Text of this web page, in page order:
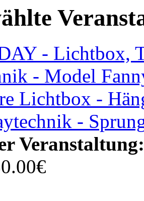
- Lichtbox,
- Model
Lichtbox -
-